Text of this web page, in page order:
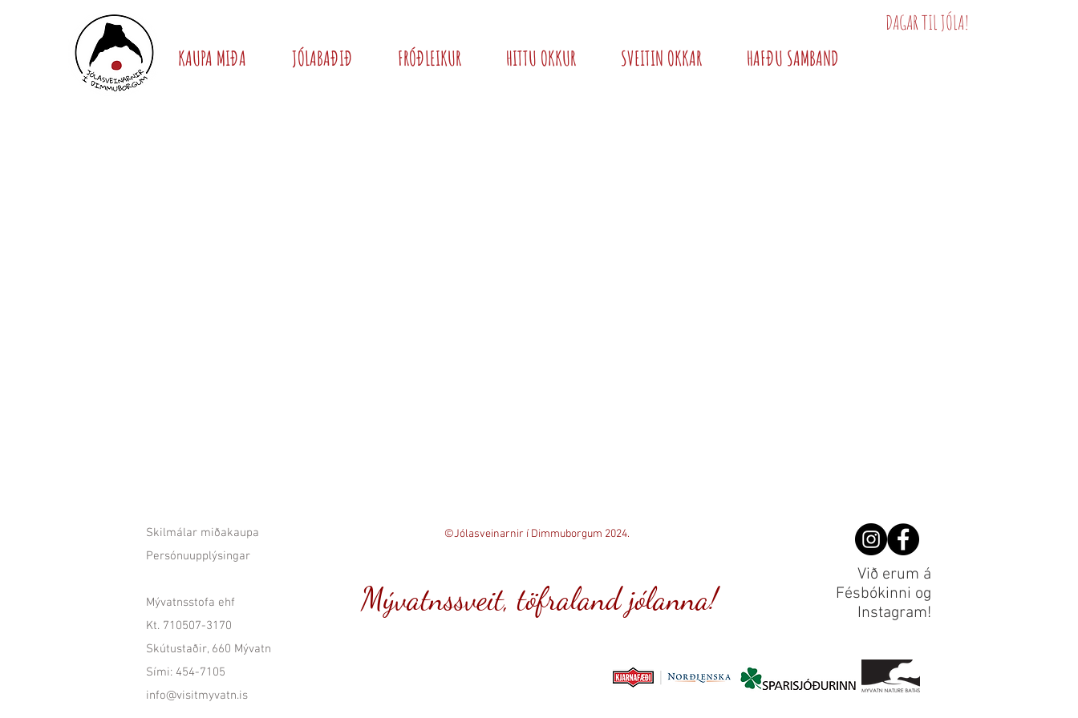
KAUPA MIÐA JÓLABAÐIÐ FRÓÐLEIKUR HITTU OKKUR SVEITIN OKKAR HAFÐU SAMBAND
DAGAR TIL JÓLA!
Skilmálar miðakaupa
Persónuupplýsingar
Mývatnsstofa ehf
Kt. 710507-3170
Skútustaðir, 660 Mývatn
Sími: 454-7105
info@visitmyvatn.is
©Jólasveinarnir í Dimmuborgum 2024.
Mývatnssveit, töfraland jólanna!
Við erum á
Fésbókinni og
Instagram!